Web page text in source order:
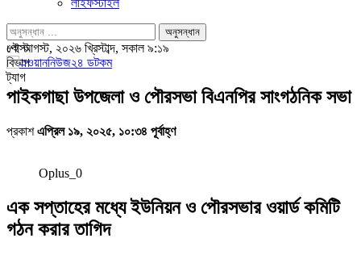
লাইফস্টাইল
পোস্ট
বিভাগ
ট্যাগ
৮ই আগস্ট, ২০২৬ খ্রিস্টাব্দ, সকাল ৯:১৯
পাইকগাছা উপজেলা ও পৌরসভা বিএনপির সাংগঠনিক সভা
প্রকাশএপ্রিল ১৯, ২০২৫, ১০:৩৪ পূর্বাহ্ণ
Oplus_0
এক সপ্তাহের মধ্যে ইউনিয়ন ও পৌরসভার ওয়ার্ড কমিটি
গঠন করার তাগিদ